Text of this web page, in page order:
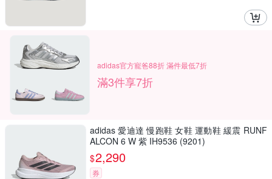
adidas官方寵爸88折 滿件最低7折
滿3件享7折
adidas 愛迪達 慢跑鞋 女鞋 運動鞋 緩震 RUNF
ALCON 6 W 紫 IH9536 (9201)
$2,290
券